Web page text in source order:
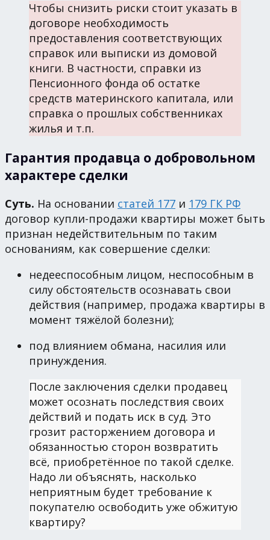
Чтобы снизить риски стоит указать в
договоре необходимость
предоставления соответствующих
справок или выписки из домовой
книги. В частности, справки из
Пенсионного фонда об остатке
средств материнского капитала, или
справка о прошлых собственниках
жилья и т.п.
Гарантия продавца о добровольном
характере сделки
Суть. На основании статей 177 и 179 ГК РФ
договор купли-продажи квартиры может быть
признан недействительным по таким
основаниям, как совершение сделки:
недееспособным лицом, неспособным в
силу обстоятельств осознавать свои
действия (например, продажа квартиры в
момент тяжёлой болезни);
под влиянием обмана, насилия или
принуждения.
После заключения сделки продавец
может осознать последствия своих
действий и подать иск в суд. Это
грозит расторжением договора и
обязанностью сторон возвратить
всё, приобретённое по такой сделке.
Надо ли объяснять, насколько
неприятным будет требование к
покупателю освободить уже обжитую
квартиру?